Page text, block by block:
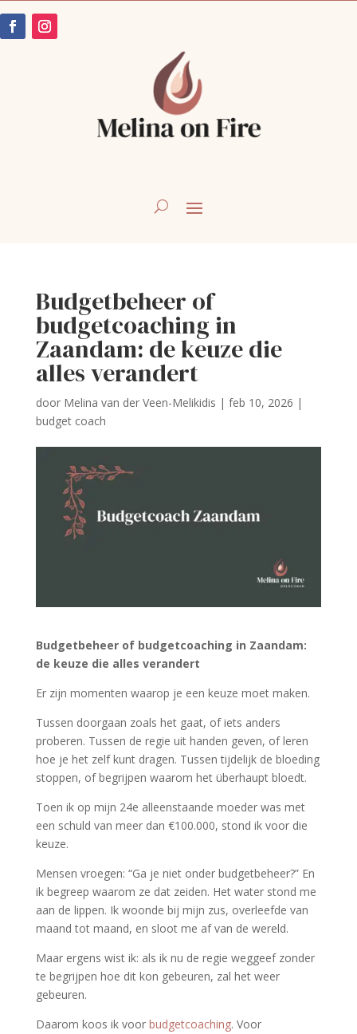
Budgetbeheer of
budgetcoaching in
Zaandam: de keuze die
alles verandert
door Melina van der Veen-Melikidis | feb 10, 2026 |
budget coach
Budgetbeheer of budgetcoaching in Zaandam:
de keuze die alles verandert
Er zijn momenten waarop je een keuze moet maken.
Tussen doorgaan zoals het gaat, of iets anders
proberen. Tussen de regie uit handen geven, of leren
hoe je het zelf kunt dragen. Tussen tijdelijk de bloeding
stoppen, of begrijpen waarom het überhaupt bloedt.
Toen ik op mijn 24e alleenstaande moeder was met
een schuld van meer dan €100.000, stond ik voor die
keuze.
Mensen vroegen: “Ga je niet onder budgetbeheer?” En
ik begreep waarom ze dat zeiden. Het water stond me
aan de lippen. Ik woonde bij mijn zus, overleefde van
maand tot maand, en sloot me af van de wereld.
Maar ergens wist ik: als ik nu de regie weggeef zonder
te begrijpen hoe dit kon gebeuren, zal het weer
gebeuren.
Daarom koos ik voor budgetcoaching. Voor